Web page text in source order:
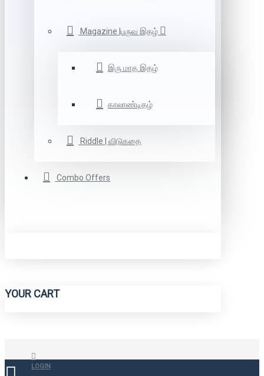
Magazine |பருவ இதழ்
இரு மாத இதழ்
காலாண்டிதழ்
Riddle | விடுகதை
Combo Offers
YOUR CART
LOGIN